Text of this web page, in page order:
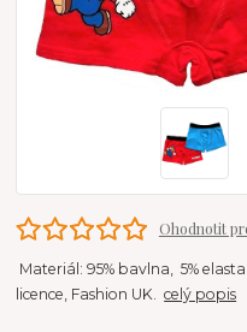
Ohodnotit
Materiál: 95% bavlna, 5%
licence, Fashion UK.celý popis